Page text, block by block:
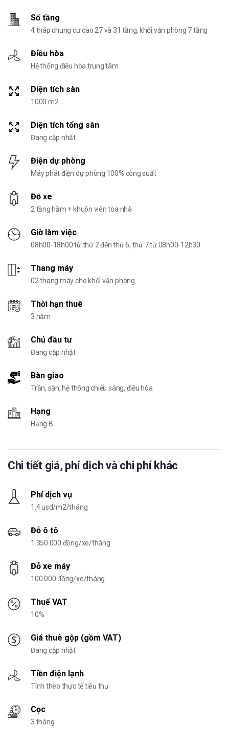
Số tầng
4 tháp chung cư cao 27 và 31 tầng, khối văn phòng 7 tầng
Điều hòa
Hệ thống điều hòa trung tâm
Diện tích sàn
1000 m2
Diện tích tổng sàn
Đang cập nhật
Điện dự phòng
Máy phát điện dự phòng 100% công suất
Đỗ xe
2 tầng hầm + khuôn viên tòa nhà
Giờ làm việc
08h00-18h00 từ thứ 2 đến thứ 6, thứ 7 từ 08h00-12h30
Thang máy
02 thang máy cho khối văn phòng
Thời hạn thuê
3 năm
Chủ đầu tư
Đang cập nhật
Bàn giao
Trần, sàn, hệ thống chiếu sáng, điều hòa
Hạng
Hạng B
Chi tiết giá, phí dịch và chi phí khác
Phí dịch vụ
1.4 usd/m2/tháng
Đỗ ô tô
1.350.000 đồng/xe/tháng
Đỗ xe máy
100.000 đồng/xe/tháng
Thuế VAT
10%
Giá thuê gộp (gồm VAT)
Đang cập nhật
Tiền điện lạnh
Tính theo thực tế tiêu thụ
Cọc
3 tháng